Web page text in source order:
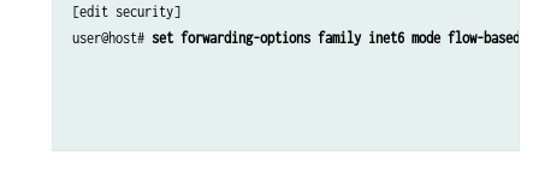
[edit security]
user@host# set forwarding-options family inet6 mode flow-based